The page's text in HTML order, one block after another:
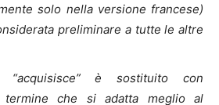
solo nella versione francese)
preliminare a tutte le altre
è sostituito con
termine che si adatta meglio al